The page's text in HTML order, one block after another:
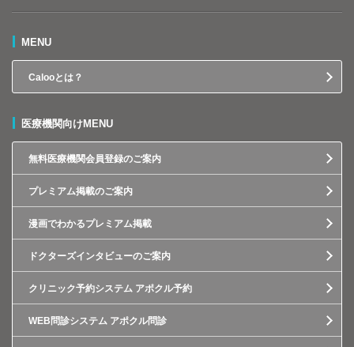
MENU
Calooとは？
医療機関向けMENU
無料医療機関会員登録のご案内
プレミアム掲載のご案内
漫画でわかるプレミアム掲載
ドクターズインタビューのご案内
クリニック予約システム アポクル予約
WEB問診システム アポクル問診